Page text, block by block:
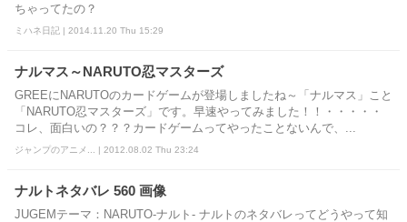
ちゃってたの？
ミハネ日記 | 2014.11.20 Thu 15:29
ナルマス～NARUTO忍マスターズ
GREEにNARUTOのカードゲームが登場しましたね～「ナルマス」こと
「NARUTO忍マスターズ」です。早速やってみました！！・・・・・
コレ、面白いの？？？カードゲームってやったことないんで、...
ジャンプのアニメ... | 2012.08.02 Thu 23:24
ナルトネタバレ 560 画像
JUGEMテーマ：NARUTO-ナルト- ナルトのネタバレってどうやって知